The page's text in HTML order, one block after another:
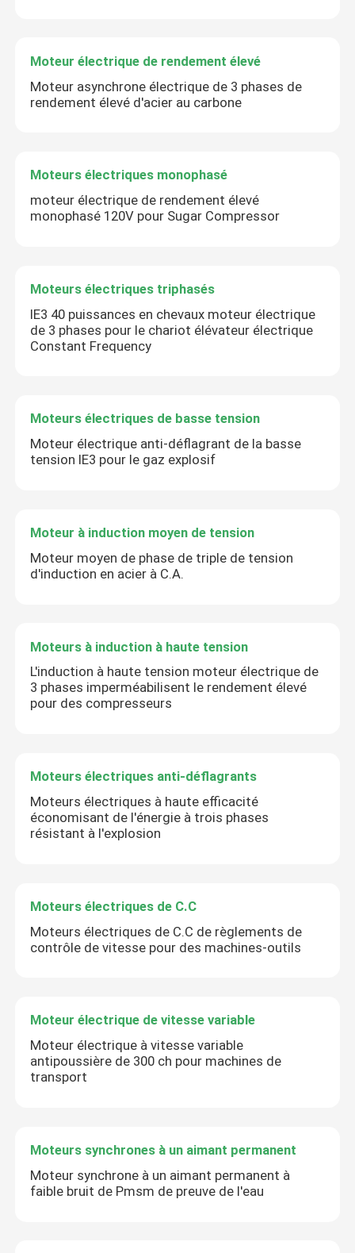
Moteur électrique de rendement élevé
Moteur asynchrone électrique de 3 phases de
rendement élevé d'acier au carbone
Moteurs électriques monophasé
moteur électrique de rendement élevé
monophasé 120V pour Sugar Compressor
Moteurs électriques triphasés
IE3 40 puissances en chevaux moteur électrique
de 3 phases pour le chariot élévateur électrique
Constant Frequency
Moteurs électriques de basse tension
Moteur électrique anti-déflagrant de la basse
tension IE3 pour le gaz explosif
Moteur à induction moyen de tension
Moteur moyen de phase de triple de tension
d'induction en acier à C.A.
Moteurs à induction à haute tension
L'induction à haute tension moteur électrique de
3 phases imperméabilisent le rendement élevé
pour des compresseurs
Moteurs électriques anti-déflagrants
Moteurs électriques à haute efficacité
économisant de l'énergie à trois phases
résistant à l'explosion
Moteurs électriques de C.C
Moteurs électriques de C.C de règlements de
contrôle de vitesse pour des machines-outils
Moteur électrique de vitesse variable
Moteur électrique à vitesse variable
antipoussière de 300 ch pour machines de
transport
Moteurs synchrones à un aimant permanent
Moteur synchrone à un aimant permanent à
faible bruit de Pmsm de preuve de l'eau